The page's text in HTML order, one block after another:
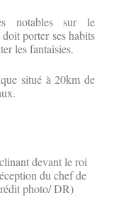
notables sur le
porter ses habits
les fantaisies.
situé à 20km de
devant le roi
du chef de
photo/ DR)